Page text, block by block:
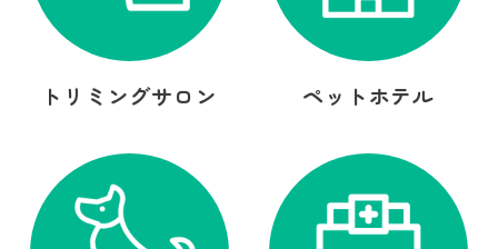
トリミングサロン ペットホテル